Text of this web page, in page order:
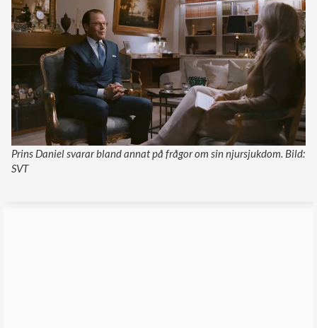
Prins Daniel svarar bland annat på frågor om sin njursjukdom. Bild:
SVT